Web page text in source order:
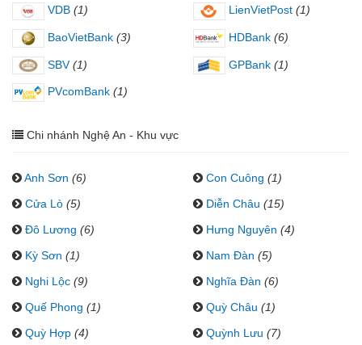
VDB (1) LienVietPost (1)
BaoVietBank (3) HDBank (6)
SBV (1) GPBank (1)
PVcomBank (1)
Chi nhánh Nghệ An - Khu vực
Anh Sơn (6) Con Cuông (1)
Cửa Lò (5) Diễn Châu (15)
Đô Lương (6) Hưng Nguyên (4)
Kỳ Sơn (1) Nam Đàn (5)
Nghi Lộc (9) Nghĩa Đàn (6)
Quế Phong (1) Quỳ Châu (1)
Quỳ Hợp (4) Quỳnh Lưu (7)